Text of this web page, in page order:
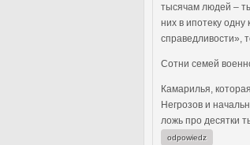
тысячам людей –
них в ипотеку
справедливости»,
Сотни семей
Камарилья,
Негрозов и
ложь про десятки
odpowiedz